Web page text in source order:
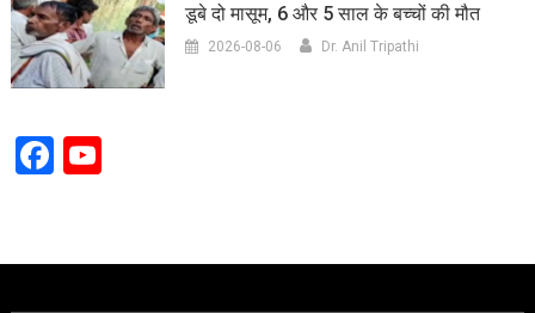
डूबे दो मासूम, 6 और 5 साल के बच्चों की मौत
2026-08-06 Dr. Anil Tripathi
Facebook
YouTube